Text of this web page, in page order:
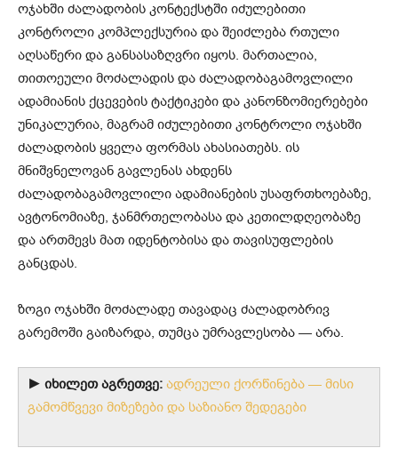
ოჯახში ძალადობის კონტექსტში იძულებითი
კონტროლი კომპლექსურია და შეიძლება რთული
აღსაწერი და განსასაზღვრი იყოს. მართალია,
თითოეული მოძალადის და ძალადობაგამოვლილი
ადამიანის ქცევების ტაქტიკები და კანონზომიერებები
უნიკალურია, მაგრამ იძულებითი კონტროლი ოჯახში
ძალადობის ყველა ფორმას ახასიათებს. ის
მნიშვნელოვან გავლენას ახდენს
ძალადობაგამოვლილი ადამიანების უსაფრთხოებაზე,
ავტონომიაზე, ჯანმრთელობასა და კეთილდღეობაზე
და ართმევს მათ იდენტობისა და თავისუფლების
განცდას.
ზოგი ოჯახში მოძალადე თავადაც ძალადობრივ
გარემოში გაიზარდა, თუმცა უმრავლესობა — არა.
► იხილეთ აგრეთვე: ადრეული ქორწინება — მისი
გამომწვევი მიზეზები და საზიანო შედეგები